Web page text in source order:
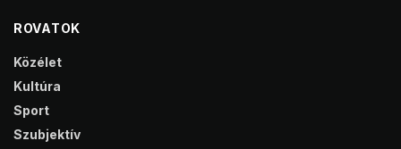
ROVATOK
Közélet
Kultúra
Sport
Szubjektív